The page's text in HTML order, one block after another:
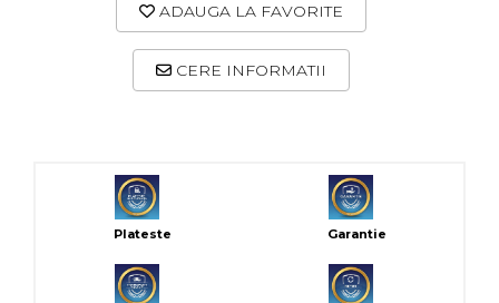
ADAUGA LA FAVORITE
CERE INFORMATII
Plateste Garantie